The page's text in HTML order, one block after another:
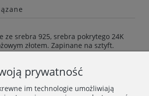
ze srebra 925, srebra pokrytego 24K
złotem. Zapinane na sztyft.
mm.
prywatność
im technologie umożliwiają